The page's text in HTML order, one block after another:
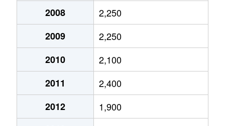
3,800万円
2,300万円
2,800万円
3,400万円
2,700万円
2008
2,250
2009
2,250
2010
2,100
2011
2,400
2012
1,900